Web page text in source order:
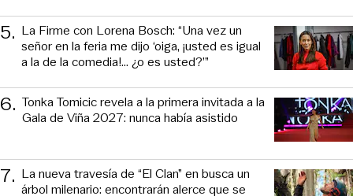
5. La Firme con Lorena Bosch: “Una vez un
señor en la feria me dijo ‘oiga, ¡usted es igual
a la de la comedia!... ¿o es usted?’”
6. Tonka Tomicic revela a la primera invitada a la
Gala de Viña 2027: nunca había asistido
7. La nueva travesía de “El Clan” en busca un
árbol milenario: encontrarán alerce que se